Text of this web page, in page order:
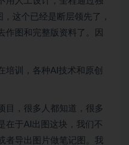
这个已经是断层领先了，
作图和完整版资料了。因
培训，各种AI技术和原创
目，很多人都知道，很多
在于AI出图这块，我们不
者导出图片做笔记图。我